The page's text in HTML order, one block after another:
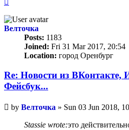
Велточка
Posts: 1183
Joined: Fri 31 Mar 2017, 20:54
Location: город Оренбург
Re: Новости из ВКонтакте,
Фейсбук...
Unread
post
by Велточка » Sun 03 Jun 2018,
Stassie wrote:это